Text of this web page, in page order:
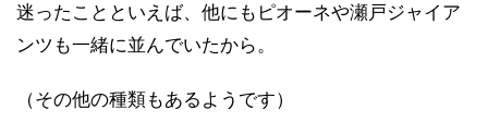
迷ったことといえば、他にもピオーネや瀬戸ジャイア
ンツも一緒に並んでいたから。
（その他の種類もあるようです）